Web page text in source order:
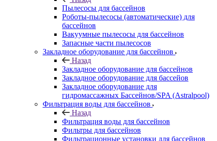
Пылесосы для бассейнов
Роботы-пылесосы (автоматические) для
бассейнов
Вакуумные пылесосы для бассейнов
Запасные части пылесосов
Закладное оборудование для бассейнов
Назад
Закладное оборудование для бассейнов
Закладное оборудование для бассейов
Закладное оборудование для
гидромассажных Бассейнов/SPA (Astralpool)
Фильтрация воды для бассейнов
Назад
Фильтрация воды для бассейнов
Фильтры для бассейнов
Фильтрационные установки для бассейнов